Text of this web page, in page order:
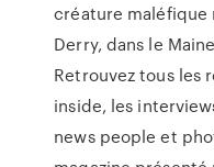
créature maléfique
Derry, dans le
Retrouvez tous les
inside, les
news people et